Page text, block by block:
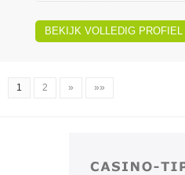
BEKIJK VOLLEDIG PROFIEL
1 2 » »»